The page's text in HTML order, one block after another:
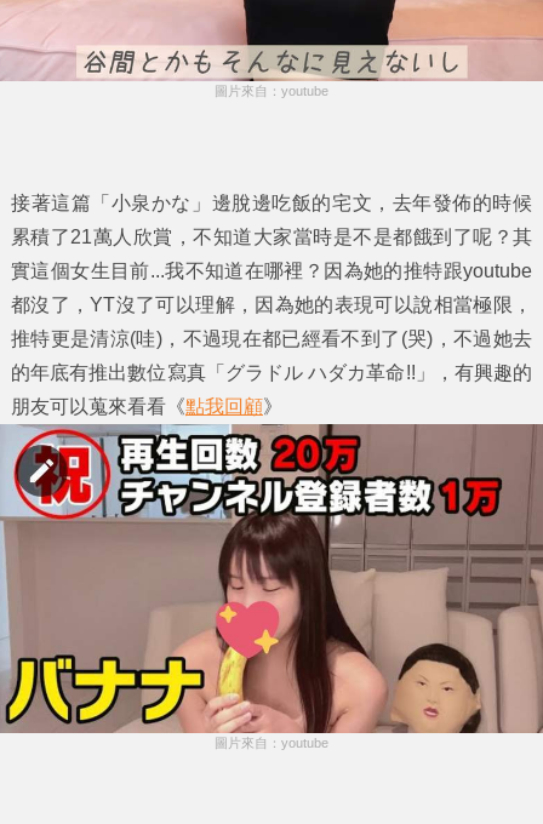
圖片來自：youtube
接著這篇「小泉かな」邊脫邊吃飯的宅文，去年發佈的時候
累積了21萬人欣賞，不知道大家當時是不是都餓到了呢？其
實這個女生目前...我不知道在哪裡？因為她的推特跟youtube
都沒了，YT沒了可以理解，因為她的表現可以說相當極限，
推特更是清涼(哇)，不過現在都已經看不到了(哭)，不過她去
的年底有推出數位寫真「グラドル ハダカ革命!!」，有興趣的
朋友可以蒐來看看《點我回顧》
圖片來自：youtube